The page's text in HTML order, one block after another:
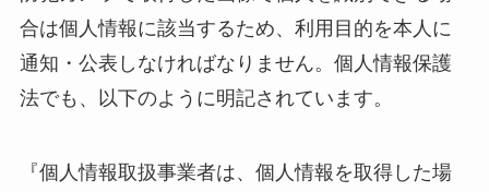
合は個人情報に該当するため、利用目的を本人に
通知・公表しなければなりません。個人情報保護
法でも、以下のように明記されています。
『個人情報取扱事業者は、個人情報を取得した場